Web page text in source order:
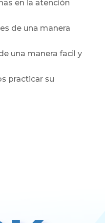
en la atención
de una manera
una manera facil y
practicar su